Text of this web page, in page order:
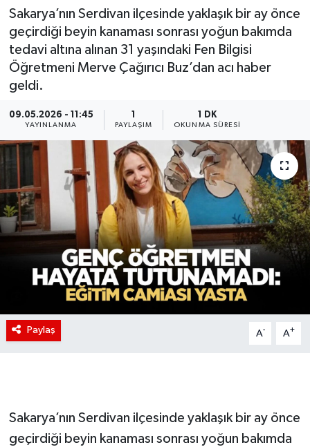
Sakarya’nın Serdivan ilçesinde yaklaşık bir ay önce
geçirdiği beyin kanaması sonrası yoğun bakımda
tedavi altına alınan 31 yaşındaki Fen Bilgisi
Öğretmeni Merve Çağırıcı Buz’dan acı haber
geldi.
09.05.2026 - 11:45
YAYINLANMA PAYLAŞIM
1 DK
OKUNMA SÜRESI
Paylaş A- A+
Sakarya’nın Serdivan ilçesinde yaklaşık bir ay önce
geçirdiği beyin kanaması sonrası yoğun bakımda